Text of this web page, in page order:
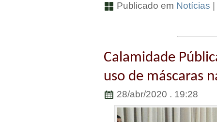
Publicado em Notícias
Calamidade
uso de máscaras
28/abr/2020 . 19:28